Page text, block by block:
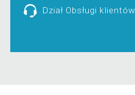
Dział Obsługi klientów